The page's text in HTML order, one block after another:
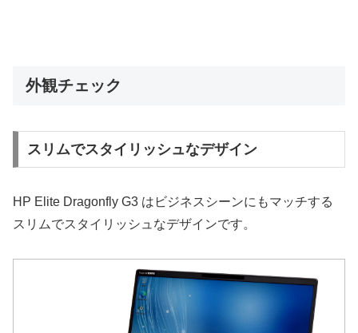
外観チェック
スリムでスタイリッシュなデザイン
HP Elite Dragonfly G3 はビジネスシーンにもマッチする
スリムでスタイリッシュなデザインです。